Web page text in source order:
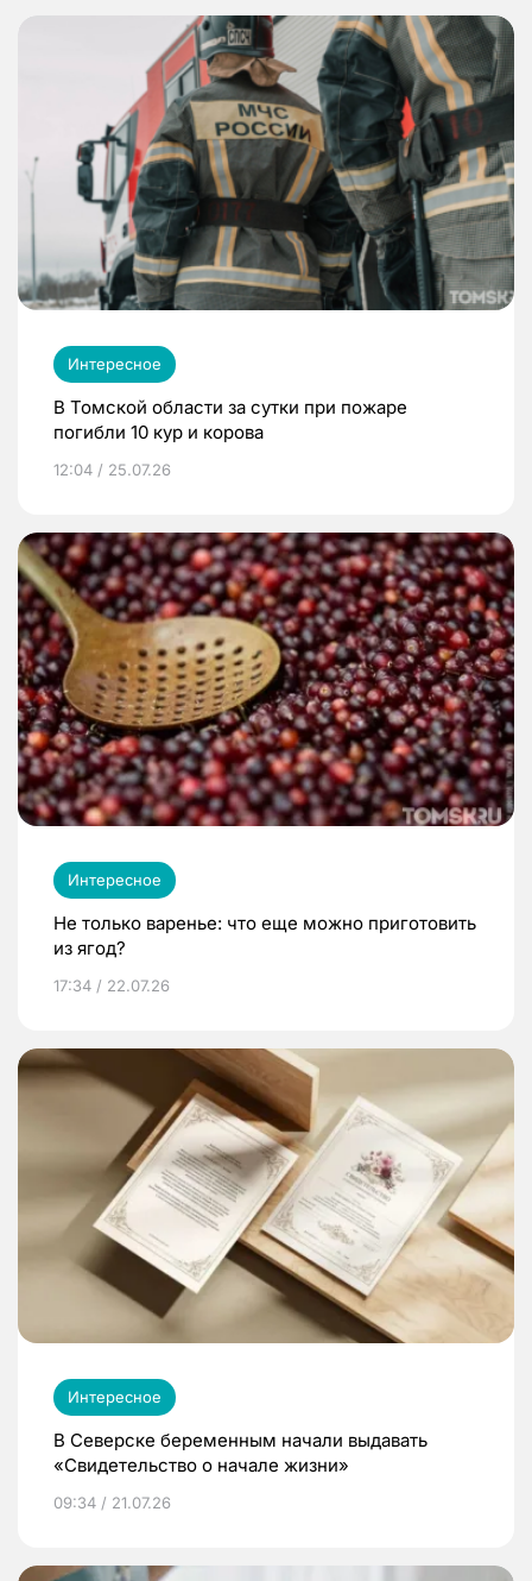
Интересное
В Томской области за сутки при пожаре
погибли 10 кур и корова
12:04 / 25.07.26
Интересное
Не только варенье: что еще можно приготовить
из ягод?
17:34 / 22.07.26
Интересное
В Северске беременным начали выдавать
«Свидетельство о начале жизни»
09:34 / 21.07.26